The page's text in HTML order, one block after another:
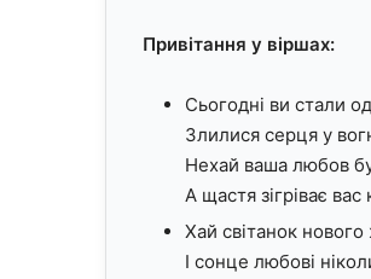
Привітання у віршах:
Сьогодні ви стали
Злилися серця у
Нехай ваша любов
А щастя зігріває
Хай світанок нового
І сонце любові